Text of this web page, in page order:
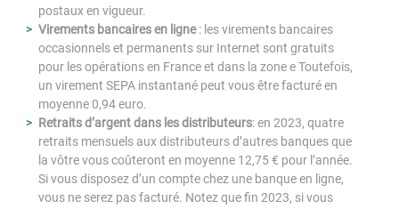
postaux en vigueur.
Virements bancaires en ligne: les virements bancaires
occasionnels et permanents sur Internet sont gratuits
pour les opérations en France et dans la zone e Toutefois,
un virement SEPA instantané peut vous être facturé en
moyenne 0,94 euro.
Retraits d’argent dans les distributeurs: en 2023, quatre
retraits mensuels aux distributeurs d’autres banques que
la vôtre vous coûteront en moyenne 12,75 € pour l’année.
Si vous disposez d’un compte chez une banque en ligne,
vous ne serez pas facturé. Notez que fin 2023, si vous